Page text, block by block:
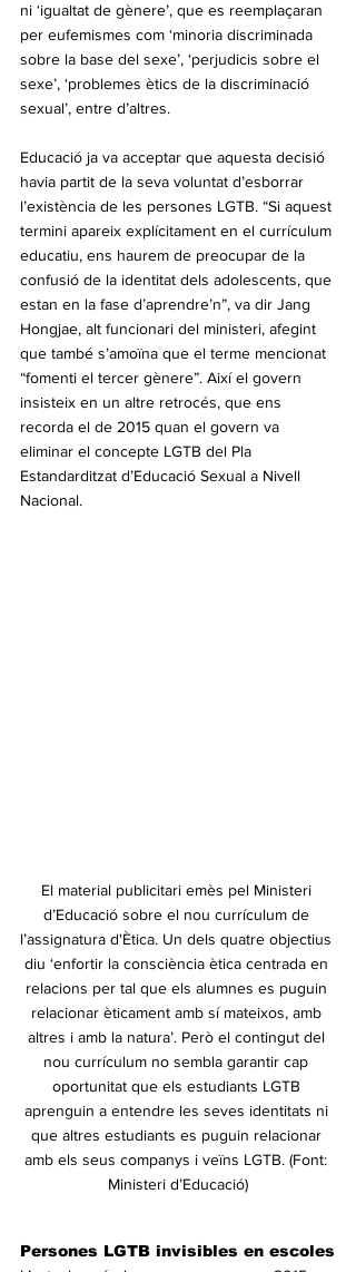
ni ‘igualtat de gènere’, que es reemplaçaran
per eufemismes com ‘minoria discriminada
sobre la base del sexe’, ‘perjudicis sobre el
sexe’, ‘problemes ètics de la discriminació
sexual’, entre d’altres.
Educació ja va acceptar que aquesta decisió
havia partit de la seva voluntat d’esborrar
l’existència de les persones LGTB. “Si aquest
termini apareix explícitament en el currículum
educatiu, ens haurem de preocupar de la
confusió de la identitat dels adolescents, que
estan en la fase d’aprendre’n”, va dir Jang
Hongjae, alt funcionari del ministeri, afegint
que també s’amoïna que el terme mencionat
“fomenti el tercer gènere”. Així el govern
insisteix en un altre retrocés, que ens
recorda el de 2015 quan el govern va
eliminar el concepte LGTB del Pla
Estandarditzat d’Educació Sexual a Nivell
Nacional.
El material publicitari emès pel Ministeri
d’Educació sobre el nou currículum de
l’assignatura d'Ètica. Un dels quatre objectius
diu ‘enfortir la consciència ètica centrada en
relacions per tal que els alumnes es puguin
relacionar èticament amb sí mateixos, amb
altres i amb la natura’. Però el contingut del
nou currículum no sembla garantir cap
oportunitat que els estudiants LGTB
aprenguin a entendre les seves identitats ni
que altres estudiants es puguin relacionar
amb els seus companys i veïns LGTB. (Font:
Ministeri d’Educació)
Persones LGTB invisibles en escoles